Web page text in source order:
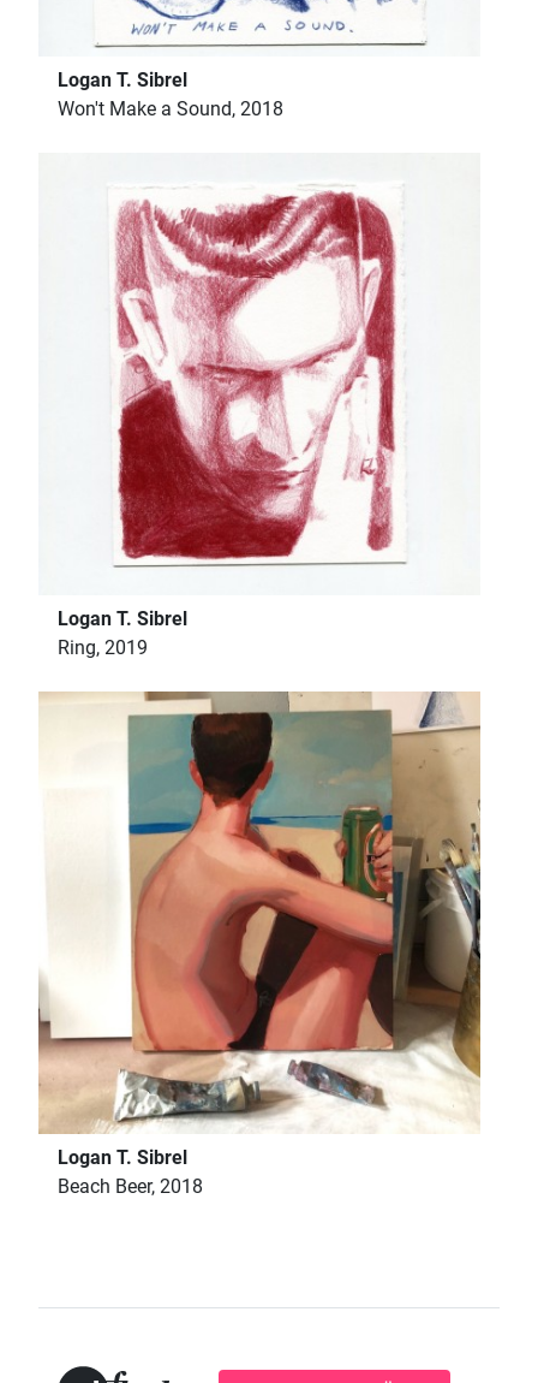
Logan T. Sibrel
Won't Make a Sound, 2018
Logan T. Sibrel
Ring, 2019
Logan T. Sibrel
Beach Beer, 2018